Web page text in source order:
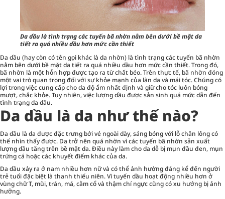
Da dầu là tình trạng các tuyến bã nhờn nằm bên dưới bề mặt da
tiết ra quá nhiều dầu hơn mức cần thiết
Da dầu (hay còn có tên gọi khác là da nhờn) là tình trạng các tuyến bã nhờn
nằm bên dưới bề mặt da tiết ra quá nhiều dầu hơn mức cần thiết. Trong đó,
bã nhờn là một hỗn hợp được tạo ra từ chất béo. Trên thực tế, bã nhờn đóng
một vai trò quan trọng đối với sự khỏe mạnh của làn da và mái tóc. Chúng có
lợi trong việc cung cấp cho da độ ẩm nhất định và giữ cho tóc luôn bóng
mượt, chắc khỏe. Tuy nhiên, việc lượng dầu được sản sinh quá mức dẫn đến
tình trạng da dầu.
Da dầu là da như thế nào?
Da dầu là da được đặc trưng bởi vẻ ngoài dày, sáng bóng với lỗ chân lông có
thể nhìn thấy được. Da trở nên quá nhờn vì các tuyến bã nhờn sản xuất
lượng dầu tăng trên bề mặt da. Điều này làm cho da dễ bị mụn đầu đen, mụn
trứng cá hoặc các khuyết điểm khác của da.
Da dầu xảy ra ở nam nhiều hơn nữ và có thể ảnh hưởng đáng kể đến người
trẻ tuổi đặc biệt là thanh thiếu niên. Vì tuyến dầu hoạt động nhiều hơn ở
vùng chữ T, mũi, trán, má, cằm cổ và thậm chí ngực cũng có xu hướng bị ảnh
hưởng.